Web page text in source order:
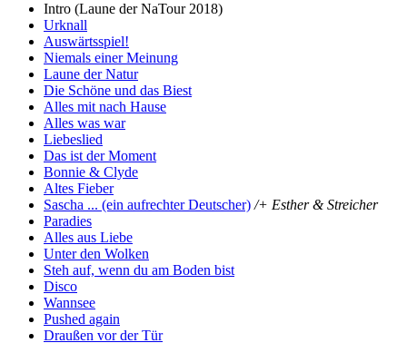
Intro (Laune der NaTour 2018)
Urknall
Auswärtsspiel!
Niemals einer Meinung
Laune der Natur
Die Schöne und das Biest
Alles mit nach Hause
Alles was war
Liebeslied
Das ist der Moment
Bonnie & Clyde
Altes Fieber
Sascha ... (ein aufrechter Deutscher) /+ Esther & Streicher
Paradies
Alles aus Liebe
Unter den Wolken
Steh auf, wenn du am Boden bist
Disco
Wannsee
Pushed again
Draußen vor der Tür